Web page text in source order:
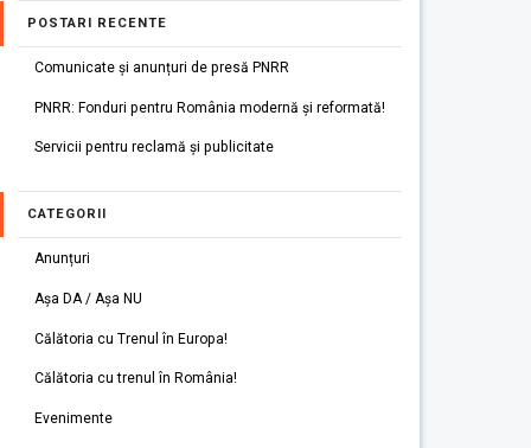
POSTARI RECENTE
Comunicate și anunțuri de presă PNRR
PNRR: Fonduri pentru România modernă și reformată!
Servicii pentru reclamă și publicitate
CATEGORII
Anunțuri
Așa DA / Așa NU
Călătoria cu Trenul în Europa!
Călătoria cu trenul în România!
Evenimente